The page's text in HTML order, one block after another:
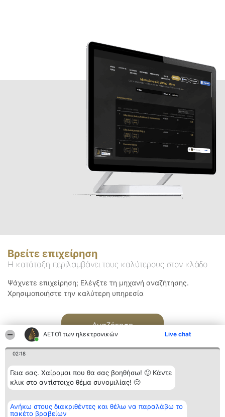
ΑΕΤΟΊ των ηλεκτρονικών Live chat
02:18
Γεια σας. Χαίρομαι που θα σας βοηθήσω! 🙂 Κάντε
κλικ στο αντίστοιχο θέμα συνομιλίας! 🙂
Ανήκω στους διακριθέντες και θέλω να παραλάβω το
πακέτο βραβείων
Βρείτε επιχείρηση
Η κατάταξη περιλαμβάνει τους καλύτερους στον κλάδο
Ψάχνετε επιχείρηση; Ελέγξτε τη μηχανή αναζήτησης.
Χρησιμοποιήστε την καλύτερη υπηρεσία
Αναζήτηση
Διοργανωτής της
κατάταξης
BEAUTIFUL COMPANY
Κατάταξη
Διακριθέντες
Επικοινωνία
Επικοινωνία